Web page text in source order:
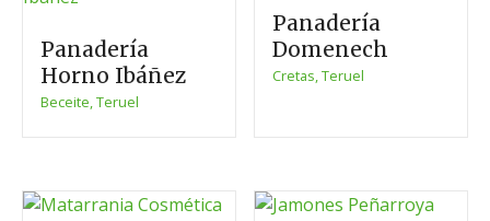
Panadería
Horno Ibáñez
Beceite, Teruel
Panadería
Domenech
Cretas, Teruel